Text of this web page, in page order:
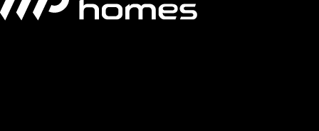
MH Sprinter 7.3 SI/ Slide Out